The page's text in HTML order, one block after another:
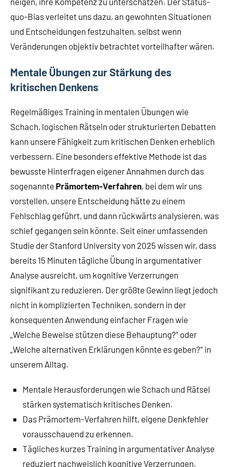
quo-Bias verleitet uns dazu, an gewohnten Situationen
und Entscheidungen festzuhalten, selbst wenn
Veränderungen objektiv betrachtet vorteilhafter wären.
Mentale Übungen zur Stärkung des
kritischen Denkens
Regelmäßiges Training in mentalen Übungen wie
Schach, logischen Rätseln oder strukturierten Debatten
kann unsere Fähigkeit zum kritischen Denken erheblich
verbessern. Eine besonders effektive Methode ist das
bewusste Hinterfragen eigener Annahmen durch das
sogenannte Prämortem-Verfahren, bei dem wir uns
vorstellen, unsere Entscheidung hätte zu einem
Fehlschlag geführt, und dann rückwärts analysieren, was
schief gegangen sein könnte. Seit einer umfassenden
Studie der Stanford University von 2025 wissen wir, dass
bereits 15 Minuten tägliche Übung in argumentativer
Analyse ausreicht, um kognitive Verzerrungen
signifikant zu reduzieren. Der größte Gewinn liegt jedoch
nicht in komplizierten Techniken, sondern in der
konsequenten Anwendung einfacher Fragen wie
„Welche Beweise stützen diese Behauptung?“ oder
„Welche alternativen Erklärungen könnte es geben?“ in
unserem Alltag.
Mentale Herausforderungen wie Schach und Rätsel
stärken systematisch kritisches Denken.
Das Prämortem-Verfahren hilft, eigene Denkfehler
vorausschauend zu erkennen.
Tägliches kurzes Training in argumentativer Analyse
reduziert nachweislich kognitive Verzerrungen.